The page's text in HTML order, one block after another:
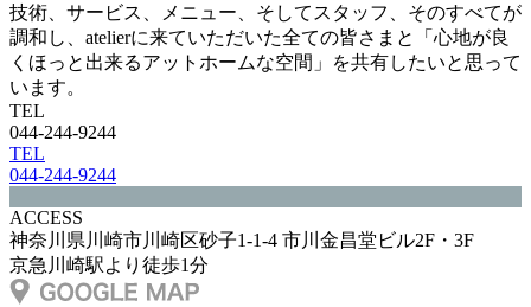
技術、サービス、メニュー、そしてスタッフ、そのすべてが
調和し、atelierに来ていただいた全ての皆さまと「心地が良
くほっと出来るアットホームな空間」を共有したいと思って
います。
TEL
044-244-9244
TEL
044-244-9244
ACCESS
神奈川県川崎市川崎区砂子1-1-4 市川金昌堂ビル2F・3F
京急川崎駅より徒歩1分